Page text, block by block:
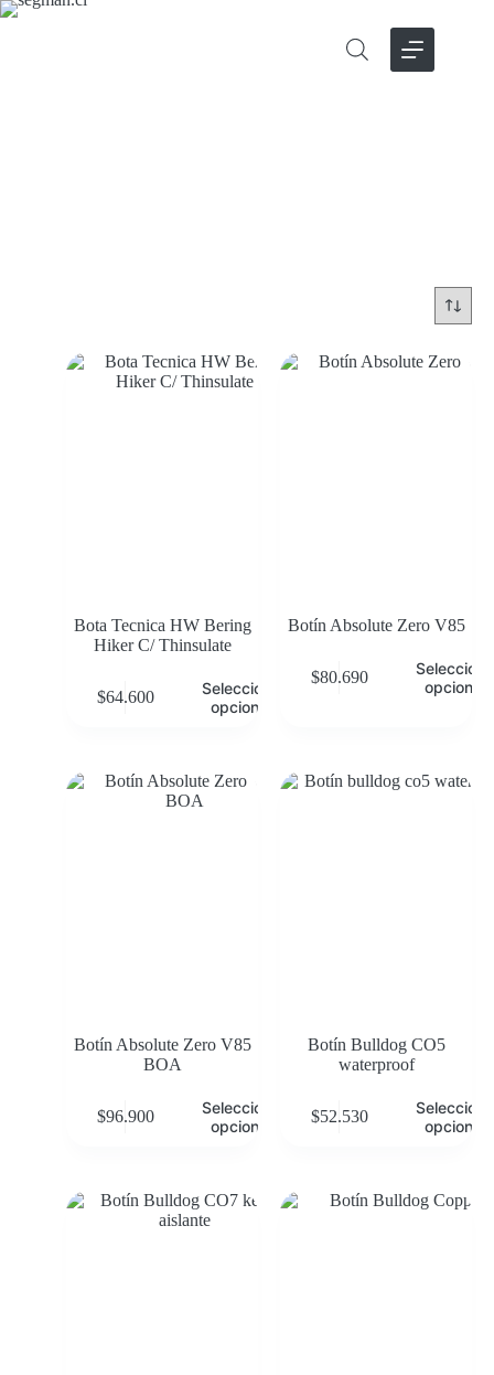
Bota Tecnica HW Bering
Hiker C/ Thinsulate
$64.600
Seleccionar
opciones
Botín Absolute Zero V85
$80.690
opciones
Botín Absolute Zero V85
BOA
$96.900
Seleccionar
opciones
Botín Bulldog CO5
waterproof
$52.530
opciones